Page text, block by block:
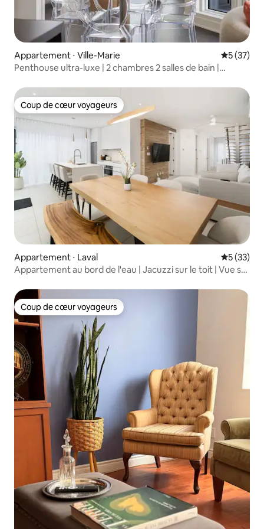
Appartement ⋅ Ville-Marie
5 (37)
Penthouse ultra-luxe | 2 chambres 2 salles de bain |
Coup de cœur voyageurs
Coup de cœur voyageurs
Appartement ⋅ Laval
5 (33)
Appartement au bord de l'eau | Jacuzzi sur le toit | Vue sur
Coup de cœur voyageurs
Coup de cœur voyageurs